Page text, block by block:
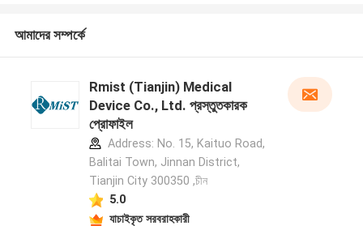
আমাদের সম্পর্কে
Rmist (Tianjin) Medical
Device Co., Ltd. প্রস্তুতকারক
প্রোফাইল
Address: No. 15, Kaituo Road,
Balitai Town, Jinnan District,
Tianjin City 300350 ,চীন
5.0
যাচাইকৃত সরবরাহকারী